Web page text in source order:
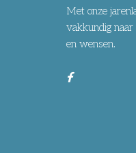
Met onze
vakkundig
en wensen.